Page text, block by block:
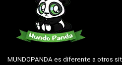
MUNDOPANDA es diferente a otros